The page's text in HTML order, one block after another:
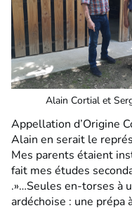
Alain Cortial et
Appellation d’Origine
Alain en serait le
Mes parents étaient
fait mes études
.»…Seules en-torses à
ardéchoise : une prépa